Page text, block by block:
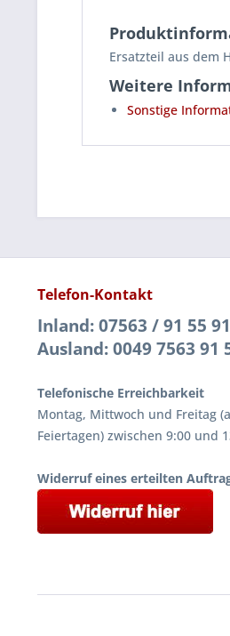
Ersatzteil aus dem
Weitere
Sonstige
Telefon-Kontakt
Inland: 07563 / 91 55
Ausland: 0049 7563 91
Telefonische Erreichbarkeit
Montag, Mittwoch und Freitag
Feiertagen) zwischen 9:00 und
Widerruf eines erteilten